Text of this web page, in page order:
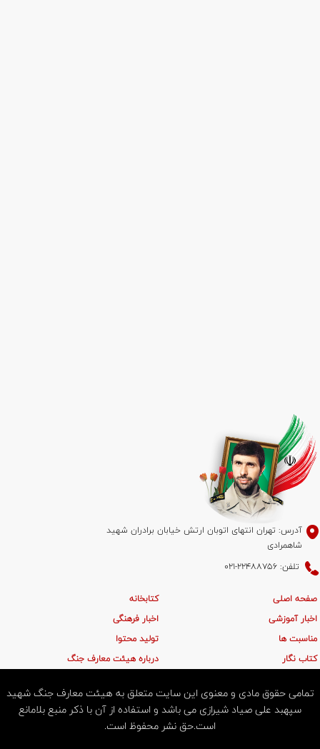
آدرس: تهران انتهای اتوبان ارتش خیابان برادران شهید
شاهمرادی
تلفن: 22488756-021
صفحه اصلی
کتابخانه
اخبار آموزشی
اخبار فرهنگی
مناسبت ها
تولید محتوا
کتاب نگار
درباره هیئت معارف جنگ
تمامی حقوق مادی و معنوی این سایت متعلق به هیئت معارف جنگ شهید
سپهبد علی صیاد شیرازی می باشد و استفاده از آن با ذکر منبع بلامانع
است.حق نشر محفوظ است.